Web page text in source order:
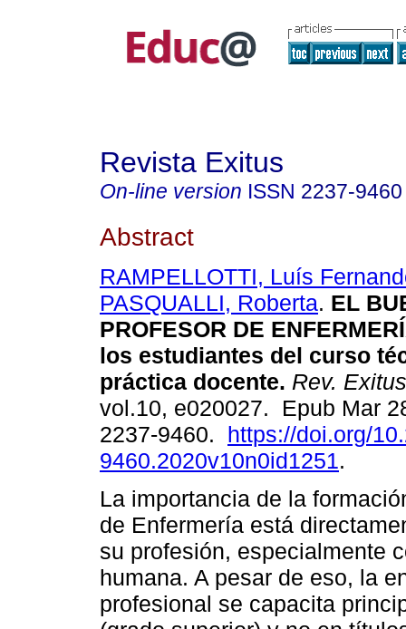
Revista Exitus
On-line version ISSN 2237-9460
Abstract
RAMPELLOTTI, Luís
PASQUALLI, Roberta. EL
PROFESOR DE
los estudiantes del curso
práctica docente. Rev. Exitus
vol.10, e020027. Epub Mar
2237-9460. https://doi.org/
9460.2020v10n0id1251.
La importancia de la
de Enfermería está
su profesión, especialmente
humana. A pesar de eso, la
profesional se capacita